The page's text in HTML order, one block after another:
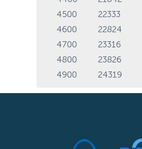
4500
22333
4600
22824
4700
23316
4800
23826
4900
24319